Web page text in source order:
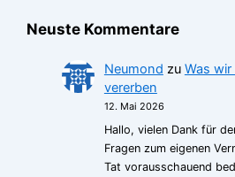
Neuste Kommentare
Neumond zu Was
vererben
12. Mai 2026
Hallo, vielen Dank für
Fragen zum eigenen
Tat vorausschauend